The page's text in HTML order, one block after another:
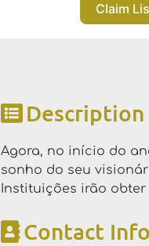
Claim
Description
Agora, no início do
sonho do seu
Instituições irão obter
Contact